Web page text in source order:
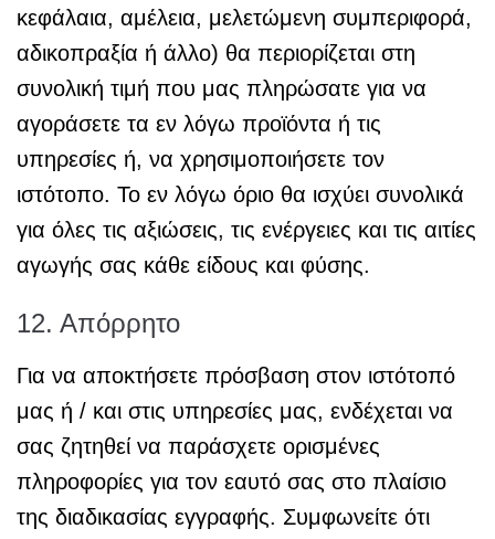
κεφάλαια, αμέλεια, μελετώμενη συμπεριφορά,
αδικοπραξία ή άλλο) θα περιορίζεται στη
συνολική τιμή που μας πληρώσατε για να
αγοράσετε τα εν λόγω προϊόντα ή τις
υπηρεσίες ή, να χρησιμοποιήσετε τον
ιστότοπο. Το εν λόγω όριο θα ισχύει συνολικά
για όλες τις αξιώσεις, τις ενέργειες και τις αιτίες
αγωγής σας κάθε είδους και φύσης.
12. Απόρρητο
Για να αποκτήσετε πρόσβαση στον ιστότοπό
μας ή / και στις υπηρεσίες μας, ενδέχεται να
σας ζητηθεί να παράσχετε ορισμένες
πληροφορίες για τον εαυτό σας στο πλαίσιο
της διαδικασίας εγγραφής. Συμφωνείτε ότι